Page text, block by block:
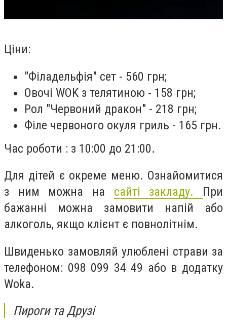
Ціни:
"Філадельфія" сет - 560 грн;
Овочі WOK з телятиною - 158 грн;
Рол "Червоний дракон" - 218 грн;
Філе червоного окуля гриль - 165 грн.
Час роботи : з 10:00 до 21:00.
Для дітей є окреме меню. Ознайомитися
з ним можна на сайті закладу. При
бажанні можна замовити напій або
алкоголь, якщо клієнт є повнолітнім.
Швиденько замовляй улюблені страви за
телефоном: 098 099 34 49 або в додатку
Woka.
Пироги та Друзі